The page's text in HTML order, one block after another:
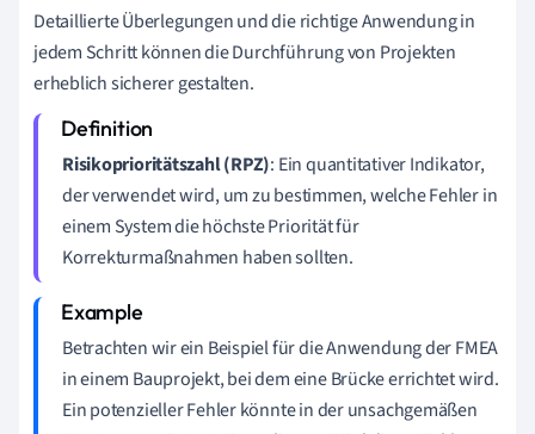
Detaillierte Überlegungen und die richtige Anwendung in
jedem Schritt können die Durchführung von Projekten
erheblich sicherer gestalten.
Risikoprioritätszahl (RPZ): Ein quantitativer Indikator,
der verwendet wird, um zu bestimmen, welche Fehler in
einem System die höchste Priorität für
Korrekturmaßnahmen haben sollten.
Betrachten wir ein Beispiel für die Anwendung der FMEA
in einem Bauprojekt, bei dem eine Brücke errichtet wird.
Ein potenzieller Fehler könnte in der unsachgemäßen